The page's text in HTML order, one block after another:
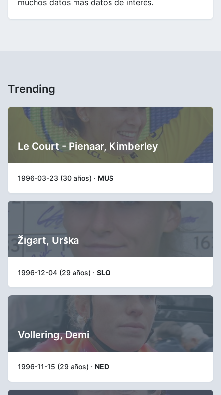
muchos datos más datos de interés.
Trending
Le Court - Pienaar, Kimberley
1996-03-23 (30 años) · MUS
Žigart, Urška
1996-12-04 (29 años) · SLO
Vollering, Demi
1996-11-15 (29 años) · NED